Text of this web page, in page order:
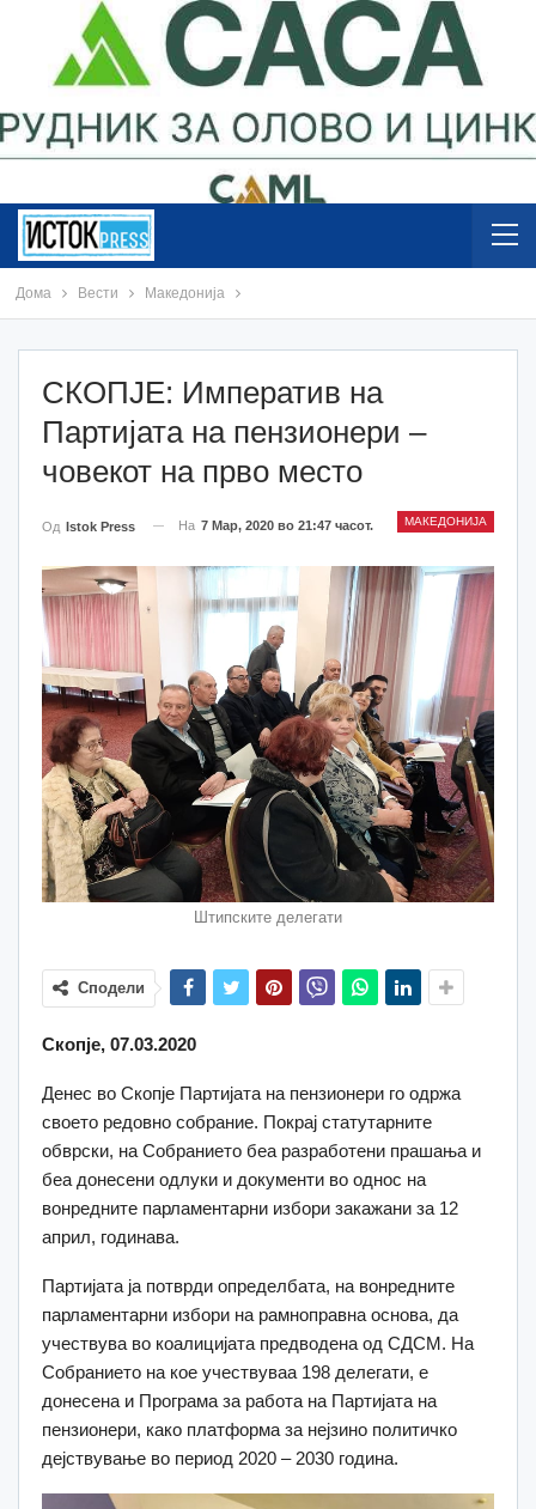
Дома Вести Македонија
СКОПЈЕ: Императив на
Партијата на пензионери –
човекот на прво место
МАКЕДОНИЈА
Од Istok Press На 7 Мар, 2020 во 21:47 часот.
Штипските делегати
Сподели
Скопје, 07.03.2020
Денес во Скопје Партијата на пензионери го одржа
своето редовно собрание. Покрај статутарните
обврски, на Собранието беа разработени прашања и
беа донесени одлуки и документи во однос на
вонредните парламентарни избори закажани за 12
април, годинава.
Партијата ја потврди определбата, на вонредните
парламентарни избори на рамноправна основа, да
учествува во коалицијата предводена од СДСМ. На
Собранието на кое учествуваа 198 делегати, е
донесена и Програма за работа на Партијата на
пензионери, како платформа за нејзино политичко
дејствување во период 2020 – 2030 година.